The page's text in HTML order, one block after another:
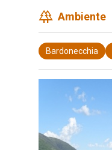
forest Ambiente
Bardonecchia